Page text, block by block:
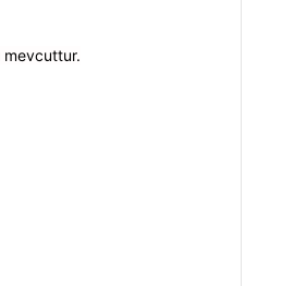
mevcuttur.